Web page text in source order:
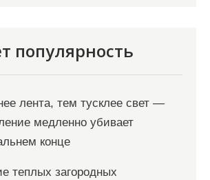
популярность
лента, тем тусклее свет —
медленно убивает
конце
теплых загородных